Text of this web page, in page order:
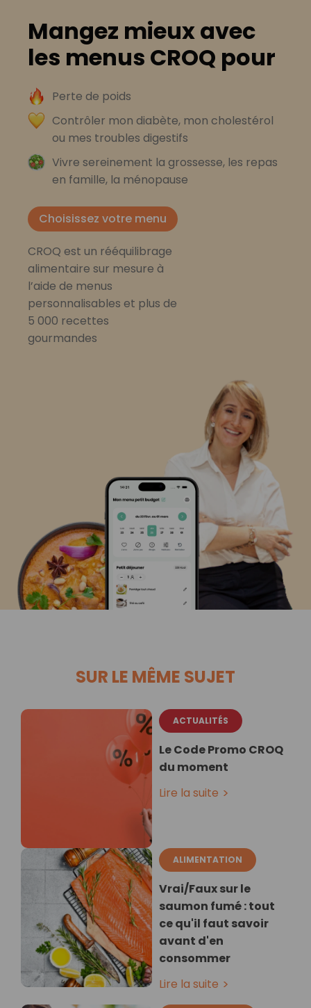
Mangez mieux avec
les menus CROQ pour
Perte de poids
Contrôler mon diabète, mon cholestérol
ou mes troubles digestifs
Vivre sereinement la grossesse, les repas
en famille, la ménopause
Choisissez votre menu
CROQ est un rééquilibrage
alimentaire sur mesure à
l’aide de menus
personnalisables et plus de
5 000 recettes
gourmandes
SUR LE MÊME SUJET
ACTUALITÉS
Le Code Promo CROQ
du moment
Lire la suite
ALIMENTATION
Vrai/Faux sur le
saumon fumé : tout
ce qu'il faut savoir
avant d'en
consommer
Lire la suite